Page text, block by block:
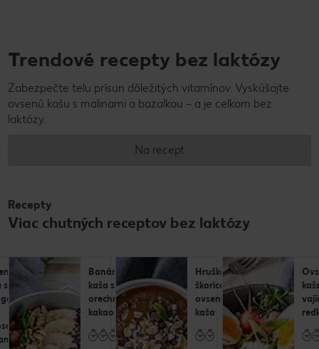
Trendové recepty bez laktózy
Zabezpečte telu prísun dôležitých vitamínov. Vyskúšajte
ovsenú kašu s malinami a bazalkou – a je celkom bez
laktózy.
Na recept
Recepty
Viac chutných receptov bez laktózy
s
Banánová
kaša s
orechmi a
kakaom
Hruškovo-
škoricová
ovsená
kaša